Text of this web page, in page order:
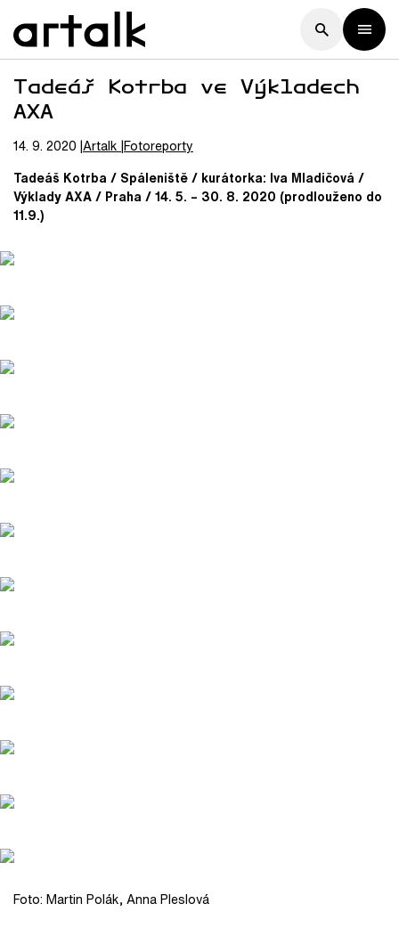
Tadeáš Kotrba ve Výkladech
AXA
14. 9. 2020 Artalk Fotoreporty
Tadeáš Kotrba / Spáleniště / kurátorka: Iva Mladičová /
Výklady AXA / Praha / 14. 5. – 30. 8. 2020 (prodlouženo do
11.9.)
Foto: Martin Polák, Anna Pleslová